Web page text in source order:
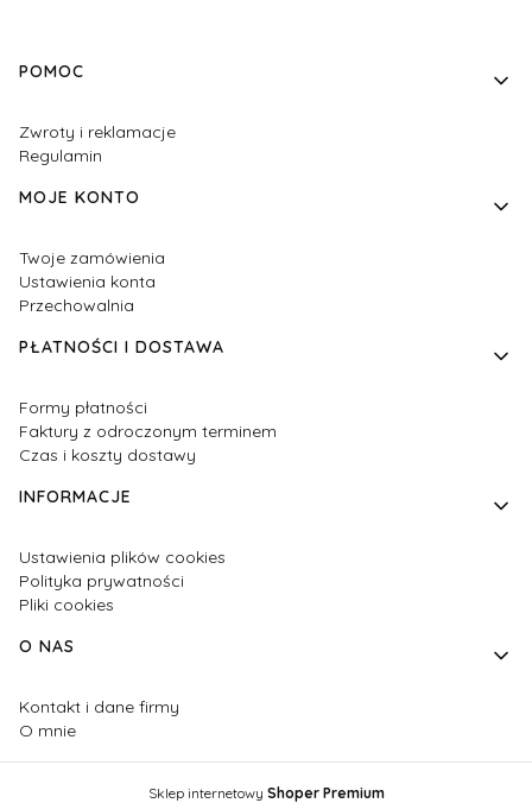
Linki w stopce
POMOC
Zwroty i reklamacje
Regulamin
MOJE KONTO
Twoje zamówienia
Ustawienia konta
Przechowalnia
PŁATNOŚCI I DOSTAWA
Formy płatności
Faktury z odroczonym terminem
Czas i koszty dostawy
INFORMACJE
Ustawienia plików cookies
Polityka prywatności
Pliki cookies
O NAS
Kontakt i dane firmy
O mnie
Sklep internetowy Shoper Premium